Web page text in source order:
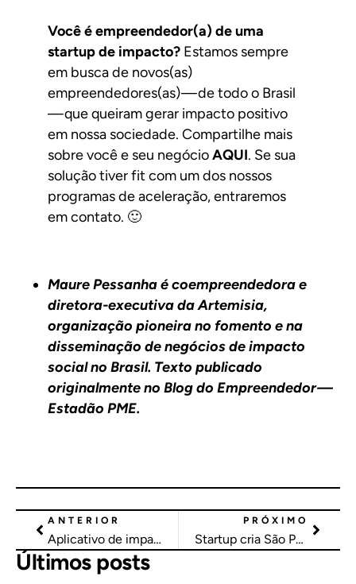
Você é empreendedor(a) de uma
startup de impacto? Estamos sempre
em busca de novos(as)
empreendedores(as) — de todo o Brasil
— que queiram gerar impacto positivo
em nossa sociedade. Compartilhe mais
sobre você e seu negócioAQUI. Se sua
solução tiver fit com um dos nossos
programas de aceleração, entraremos
em contato. 🙂
Maure Pessanha é coempreendedora e
diretora-executiva da Artemisia,
organização pioneira no fomento e na
disseminação de negócios de impacto
social no Brasil. Texto publicado
originalmente no Blog do Empreendedor —
Estadão PME.
ANTERIOR
Aplicativo de impacto social capacita jovens para o mercado de trabalho
PRÓXIMO
Startup cria São Pedro virtual para reduzir perdas na periferia com alertas de chuva
Últimos posts